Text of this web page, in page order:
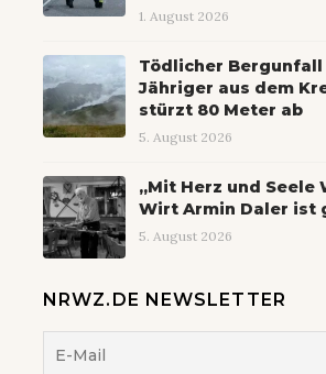
1. August 2026
Tödlicher Bergunfall
Jähriger aus dem
stürzt 80 Meter ab
5. August 2026
„Mit Herz und Seele
Wirt Armin Daler ist
5. August 2026
NRWZ.DE NEWSLETTER